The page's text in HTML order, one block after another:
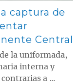
captura de
Central
la uniformada,
interna y
a ...